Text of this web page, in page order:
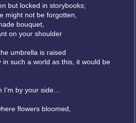
but locked in storybooks;
might not be forgotten,
bouquet,
on your shoulder
umbrella is raised
in such a world as this, it would be
by your side...
flowers bloomed,